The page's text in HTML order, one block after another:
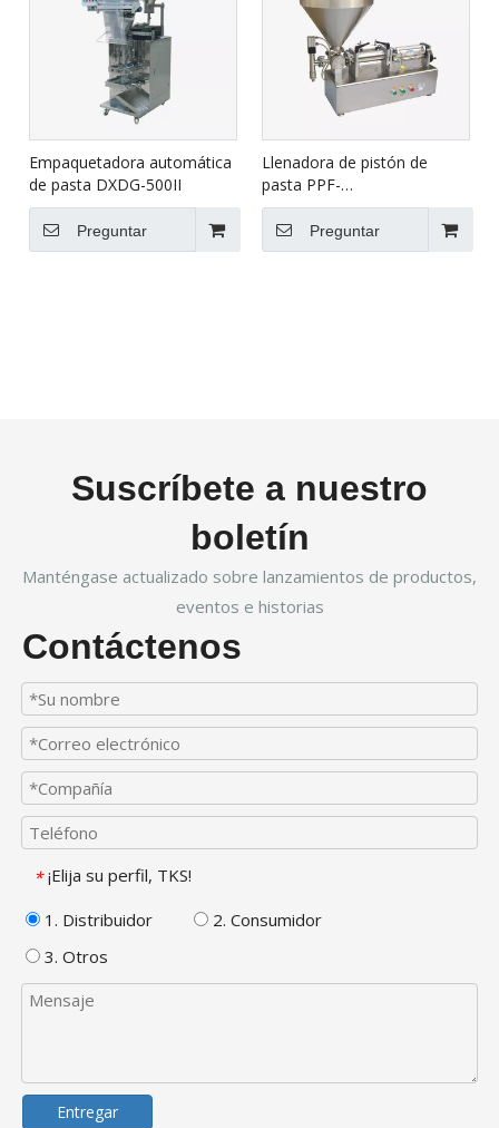
Empaquetadora automática
de pasta DXDG-500II
Preguntar
Llenadora de pistón de
pasta PPF-
50T/250T/500T/1000T/2000T/
Preguntar
Suscríbete a nuestro
boletín
Manténgase actualizado sobre lanzamientos de productos,
eventos e historias
Contáctenos
* ¡Elija su perfil, TKS!
1. Distribuidor
2. Consumidor
3. Otros
Entregar